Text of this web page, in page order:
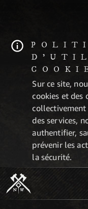
Sur ce site,
cookies et des
collectivement
des services,
authentifier,
prévenir les
la sécurité.